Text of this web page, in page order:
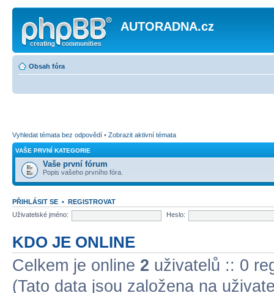
AUTORADNA.cz
Obsah fóra
Vyhledat témata bez odpovědí • Zobrazit aktivní témata
VAŠE PRVNÍ KATEGORIE
Vaše první fórum
Popis vašeho prvního fóra.
PŘIHLÁSIT SE • REGISTROVAT
Uživatelské jméno:
Heslo:
KDO JE ONLINE
Celkem je online 2 uživatelů :: 0
(Tato data jsou založena na